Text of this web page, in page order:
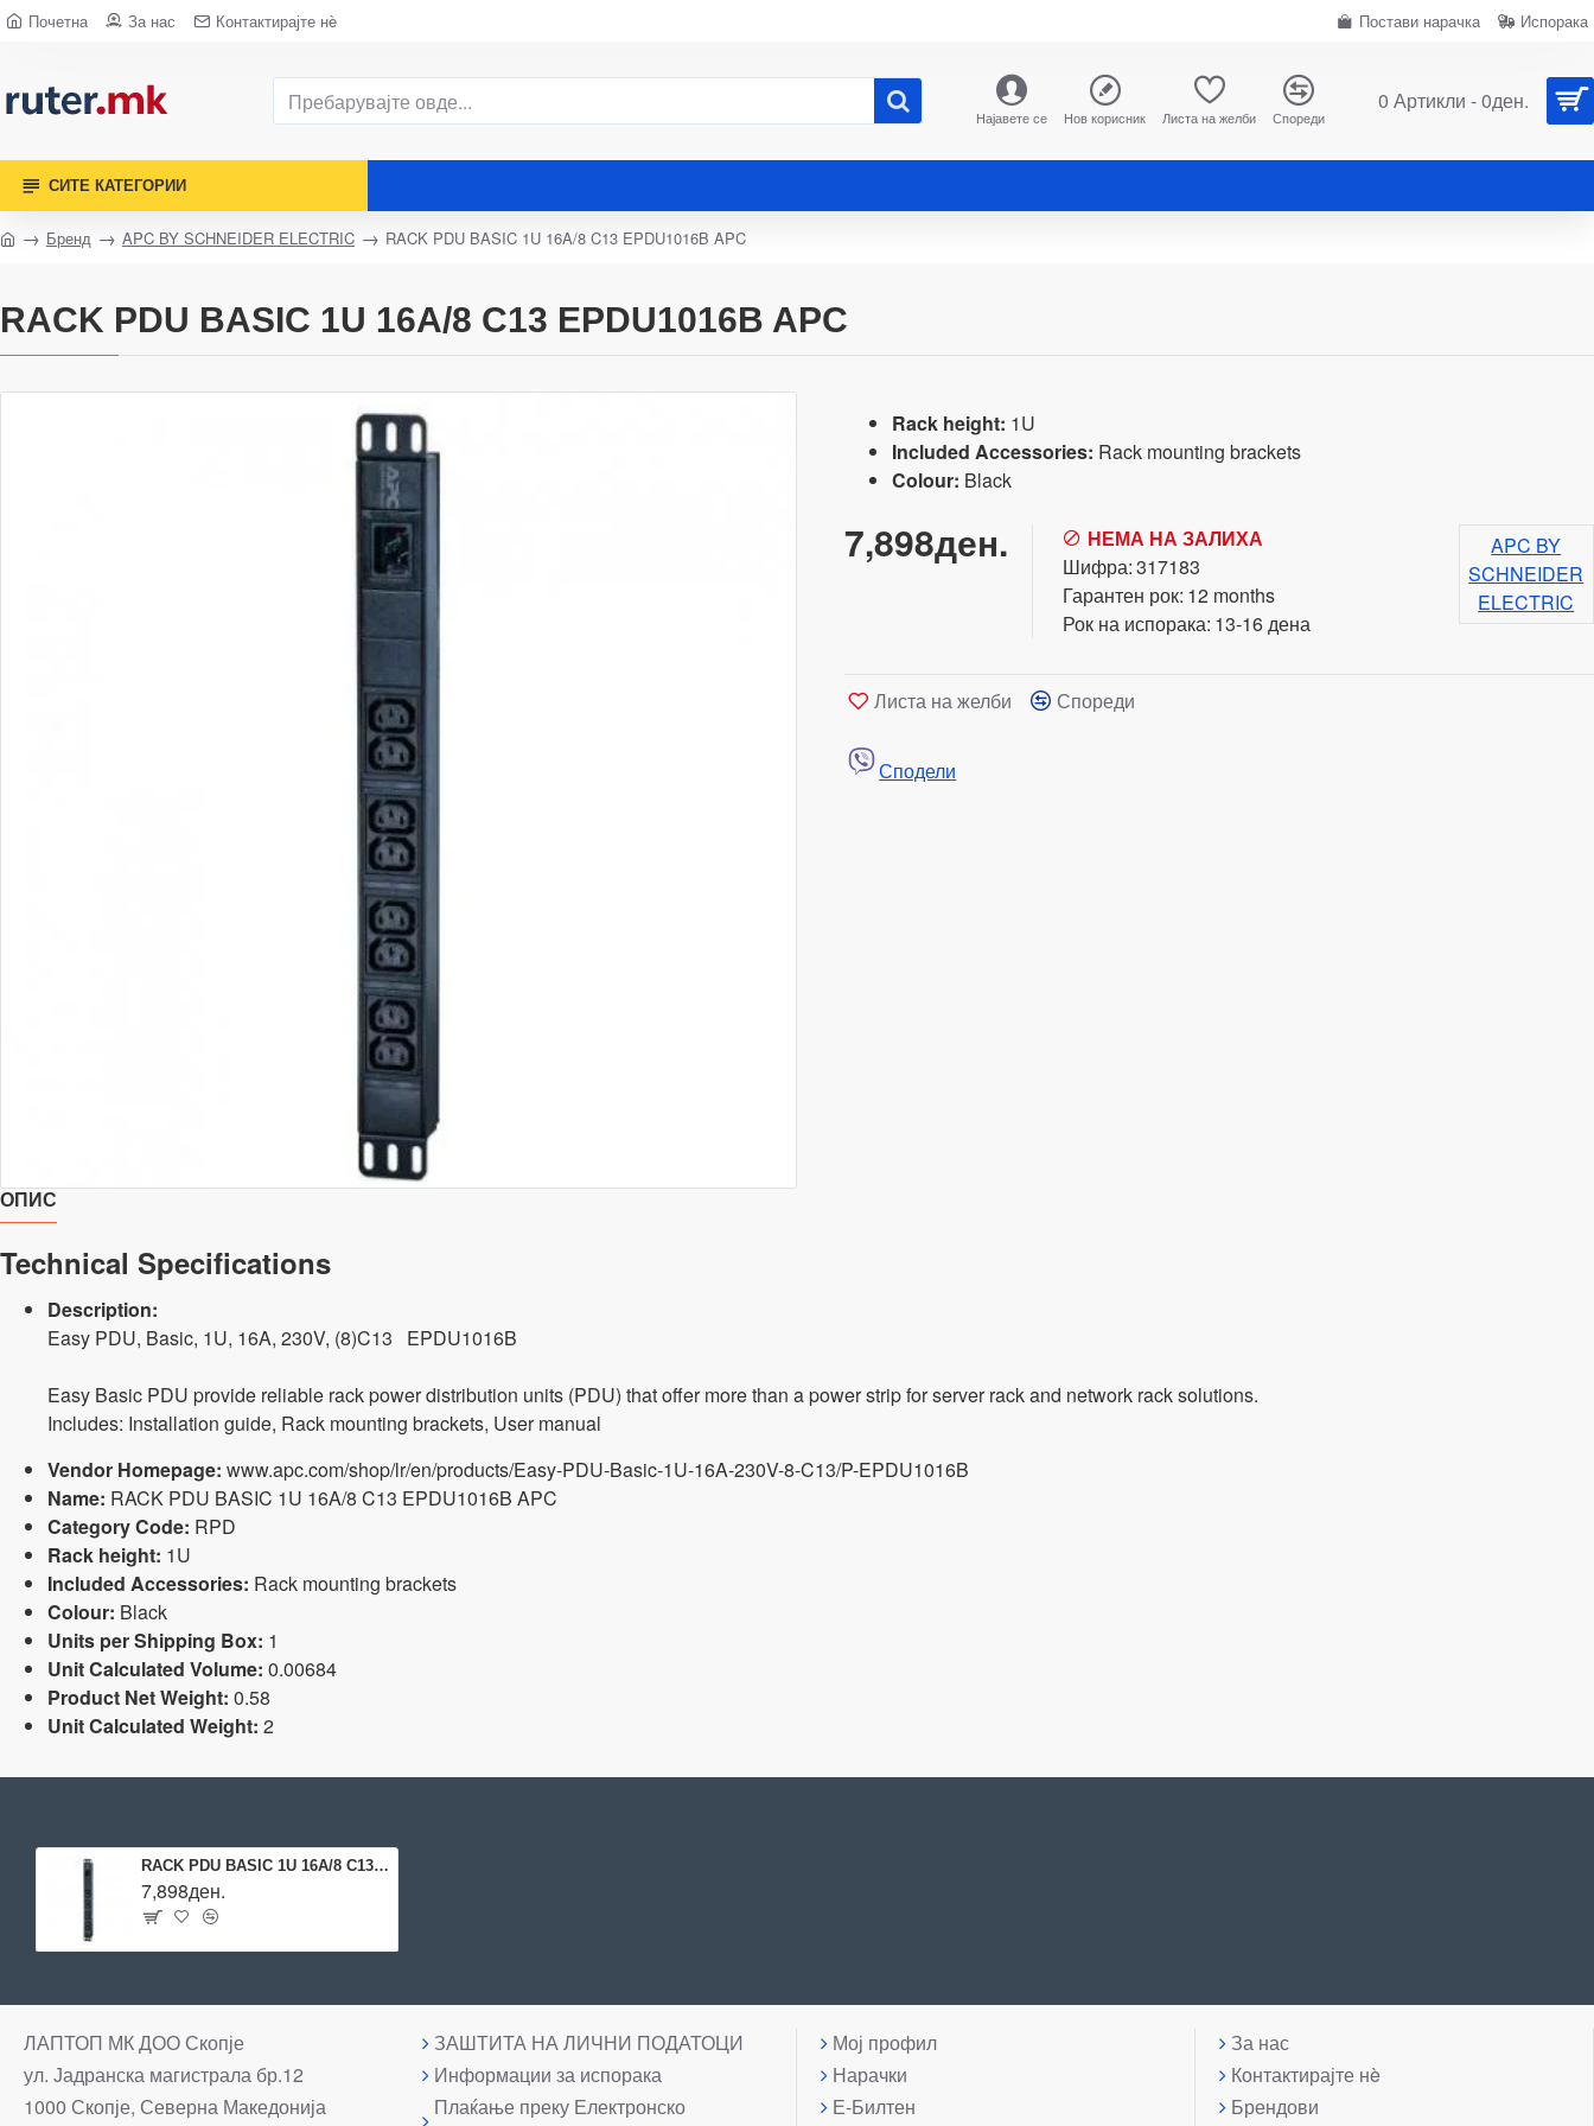
Почетна За нас Контактирајте нè Постави нарачка Испорака
Најавете се Нов корисник Листа на желби Спореди
0 Артикли - 0ден.
СИТЕ КАТЕГОРИИ
Бренд APC BY SCHNEIDER ELECTRIC RACK PDU BASIC 1U 16A/8 C13 EPDU1016B APC
RACK PDU BASIC 1U 16A/8 C13 EPDU1016B APC
Rack height: 1U
Included Accessories: Rack mounting brackets
Colour: Black
7,898ден.
НЕМА НА ЗАЛИХА
Шифра:317183
Гарантен рок: 12 months
Рок на испорака: 13-16 дена
APC BY
SCHNEIDER
ELECTRIC
Листа на желби Спореди
Сподели
ОПИС
Technical Specifications
Description:
Easy PDU, Basic, 1U, 16A, 230V, (8)C13 EPDU1016B
Easy Basic PDU provide reliable rack power distribution units (PDU) that offer more than a power strip for server rack and network rack solutions.
Includes: Installation guide, Rack mounting brackets, User manual
Vendor Homepage: www.apc.com/shop/lr/en/products/Easy-PDU-Basic-1U-16A-230V-8-C13/P-EPDU1016B
Name: RACK PDU BASIC 1U 16A/8 C13 EPDU1016B APC
Category Code: RPD
Rack height: 1U
Included Accessories: Rack mounting brackets
Colour: Black
Units per Shipping Box: 1
Unit Calculated Volume: 0.00684
Product Net Weight: 0.58
Unit Calculated Weight: 2
RACK PDU BASIC 1U 16A/8 C13 EPDU1016B APC
7,898ден.
ЛАПТОП МК ДОО Скопје
ул. Јадранска магистрала бр.12
1000 Скопје, Северна Македонија
ЗАШТИТА НА ЛИЧНИ ПОДАТОЦИ
Информации за испорака
Плаќање преку Електронско
Мој профил
Нарачки
Е-Билтен
За нас
Контактирајте нè
Брендови